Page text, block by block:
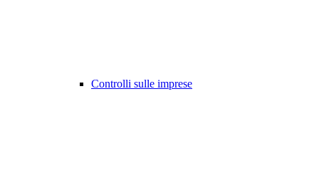
Controlli sulle imprese